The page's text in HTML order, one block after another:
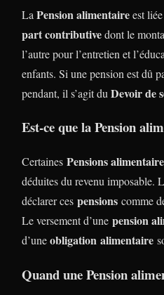
La Pension alimentaireest
part contributivedont le
l’autre pour l’entretien et
enfants. Si une pension est dû
pendant, il s’agit du Devoir de
Est-ce que la Pension
Certaines Pensions
déduites du revenu imposable.
déclarer ces pensions comme
Le versement d’une pension
d’uneobligation alimentaire
Quand une Pension